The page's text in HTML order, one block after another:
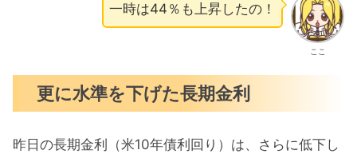
ここ
一時は44％も上昇したの！
更に水準を下げた長期金利
昨日の長期金利（米10年債利回り）は、さらに低下し